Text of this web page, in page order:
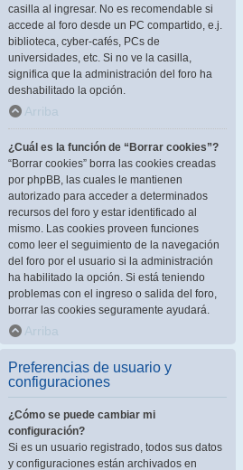
casilla al ingresar. No es recomendable si
accede al foro desde un PC compartido, e.j.
biblioteca, cyber-cafés, PCs de
universidades, etc. Si no ve la casilla,
significa que la administración del foro ha
deshabilitado la opción.
Arriba
¿Cuál es la función de “Borrar cookies”?
“Borrar cookies” borra las cookies creadas
por phpBB, las cuales le mantienen
autorizado para acceder a determinados
recursos del foro y estar identificado al
mismo. Las cookies proveen funciones
como leer el seguimiento de la navegación
del foro por el usuario si la administración
ha habilitado la opción. Si está teniendo
problemas con el ingreso o salida del foro,
borrar las cookies seguramente ayudará.
Arriba
Preferencias de usuario y
configuraciones
¿Cómo se puede cambiar mi
configuración?
Si es un usuario registrado, todos sus datos
y configuraciones están archivados en